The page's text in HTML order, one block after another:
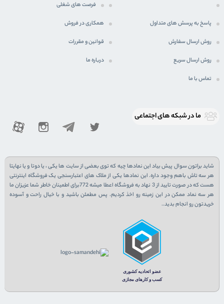
فرصت های شغلی
پاسخ به پرسش های متداول همکاری در فروش
روش ارسال سفارش قوانین و مقررات
روش ارسال سریع درباره ما
تماس با ما
ما در شبكه های اجتماعی
شاید براتون سوال پیش بیاد این نمادها چیه که توی بعضی از سایت ها یکی ، یا دوتا و یا نهایتا
هر سه تاش باهم وجود داره. این نمادها یکی از ملاک های اعتبارسنجی یک فروشگاه اینترنتی
هست که در صورت تایید از 3 نهاد به فروشگاه اعطا میشه 772برای اطمینان خاطر شما عزیزان ما
هر سه نماد ممکن در این زمینه رو اخذ کردیم. پس مطمئن باشید و با خیال راحت و آسوده
خریدتون رو انجام بدید..